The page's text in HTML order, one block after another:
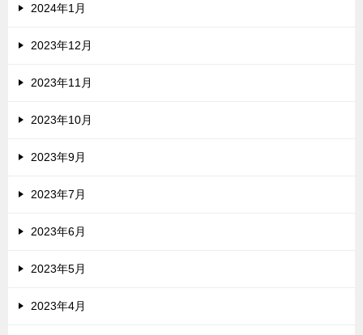
2024年1月
2023年12月
2023年11月
2023年10月
2023年9月
2023年7月
2023年6月
2023年5月
2023年4月